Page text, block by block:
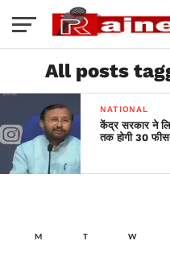
All posts
NATIONAL
केंद्र सरकार ने
तक होगी 30
M T W